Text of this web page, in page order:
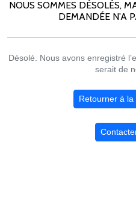
NOUS SOMMES DÉSOLÉS,
DEMANDÉE N'A
Désolé. Nous avons enregistré
serait de
Retourner à